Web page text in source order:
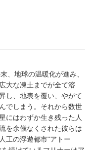
、地球の温暖化が進み、
大な凍土までが全て溶
し、地表を覆い、やがて
でしまう。それから数世
にはわずか生き残った人
を余儀なくされた彼らは
工の浮遊都市"アトー